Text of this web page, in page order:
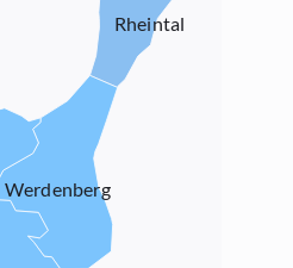
Werdenberg
Rheintal